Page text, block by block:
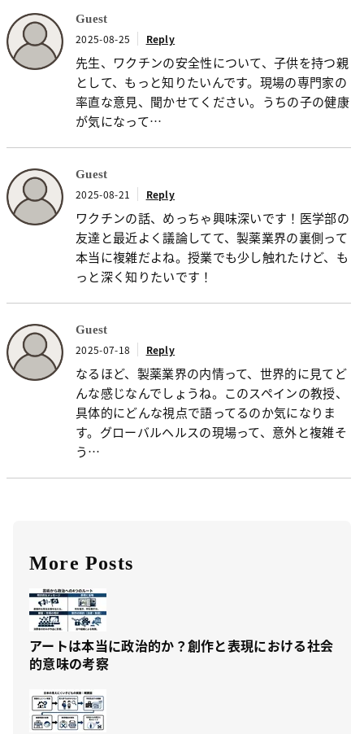
Guest
2025-08-25 Reply
先生、ワクチンの安全性について、子供を持つ親
として、もっと知りたいんです。現場の専門家の
率直な意見、聞かせてください。うちの子の健康
が気になって…
Guest
2025-08-21 Reply
ワクチンの話、めっちゃ興味深いです！医学部の
友達と最近よく議論してて、製薬業界の裏側って
本当に複雑だよね。授業でも少し触れたけど、も
っと深く知りたいです！
Guest
2025-07-18 Reply
なるほど、製薬業界の内情って、世界的に見てど
んな感じなんでしょうね。このスペインの教授、
具体的にどんな視点で語ってるのか気になりま
す。グローバルヘルスの現場って、意外と複雑そ
う…
More Posts
アートは本当に政治的か？創作と表現における社会
的意味の考察